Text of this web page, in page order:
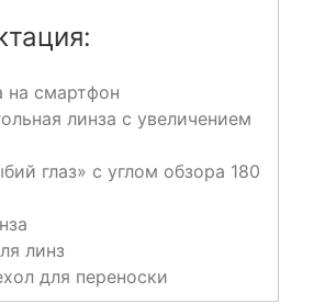
на смартфон
линза с увеличением
глаз» с углом обзора 180
линз
для переноски